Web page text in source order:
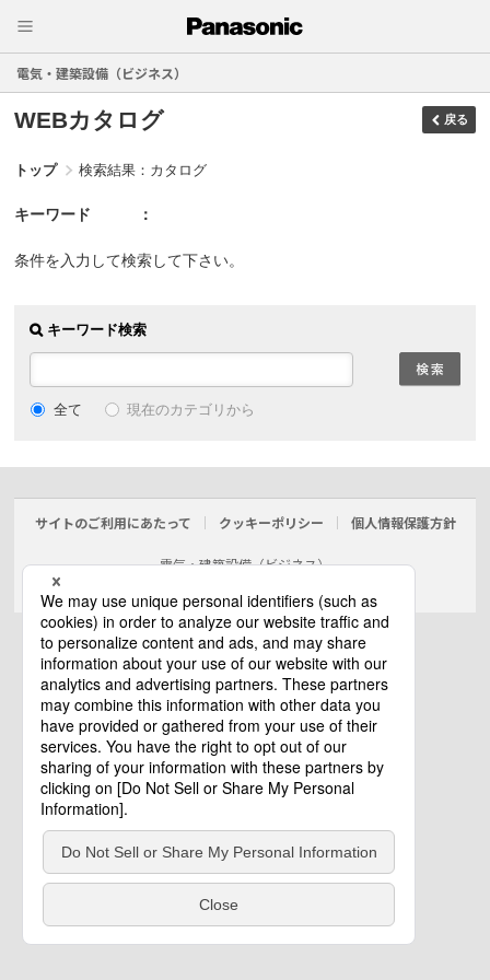
電気・建築設備（ビジネス）
WEBカタログ 戻る
トップ 検索結果：カタログ
キーワード
条件を入力して検索して下さい。
キーワード検索
全て 現在のカテゴリから
サイトのご利用にあたって クッキーポリシー 個人情報保護方針
電気・建築設備（ビジネス）